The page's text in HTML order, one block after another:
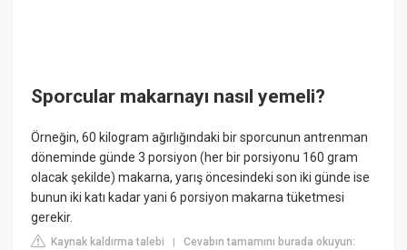
Sporcular makarnayı nasıl yemeli?
Örneğin, 60 kilogram ağırlığındaki bir sporcunun antrenman
döneminde günde 3 porsiyon (her bir porsiyonu 160 gram
olacak şekilde) makarna, yarış öncesindeki son iki günde ise
bunun iki katı kadar yani 6 porsiyon makarna tüketmesi
gerekir.
Kaynak kaldırma talebi |Cevabın tamamını burada okuyun: